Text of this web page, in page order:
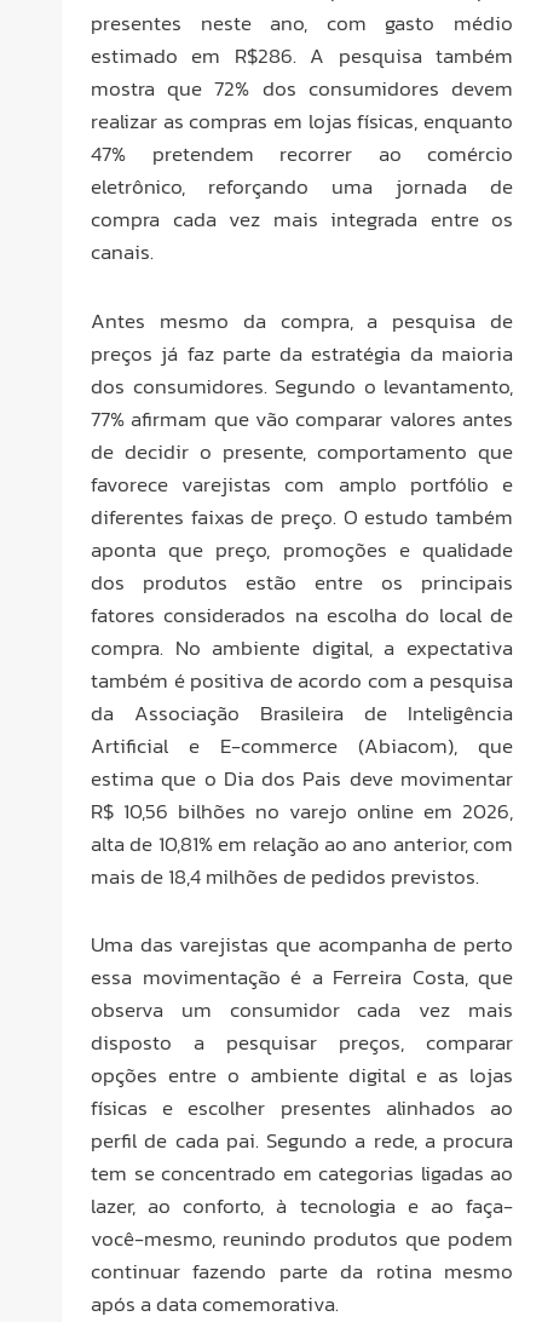
presentes neste ano, com gasto médio
estimado em R$286. A pesquisa também
mostra que 72% dos consumidores devem
realizar as compras em lojas físicas, enquanto
47% pretendem recorrer ao comércio
eletrônico, reforçando uma jornada de
compra cada vez mais integrada entre os
canais.
Antes mesmo da compra, a pesquisa de
preços já faz parte da estratégia da maioria
dos consumidores. Segundo o levantamento,
77% afirmam que vão comparar valores antes
de decidir o presente, comportamento que
favorece varejistas com amplo portfólio e
diferentes faixas de preço. O estudo também
aponta que preço, promoções e qualidade
dos produtos estão entre os principais
fatores considerados na escolha do local de
compra. No ambiente digital, a expectativa
também é positiva de acordo com a pesquisa
da Associação Brasileira de Inteligência
Artificial e E-commerce (Abiacom), que
estima que o Dia dos Pais deve movimentar
R$ 10,56 bilhões no varejo online em 2026,
alta de 10,81% em relação ao ano anterior, com
mais de 18,4 milhões de pedidos previstos.
Uma das varejistas que acompanha de perto
essa movimentação é a Ferreira Costa, que
observa um consumidor cada vez mais
disposto a pesquisar preços, comparar
opções entre o ambiente digital e as lojas
físicas e escolher presentes alinhados ao
perfil de cada pai. Segundo a rede, a procura
tem se concentrado em categorias ligadas ao
lazer, ao conforto, à tecnologia e ao faça-
você-mesmo, reunindo produtos que podem
continuar fazendo parte da rotina mesmo
após a data comemorativa.